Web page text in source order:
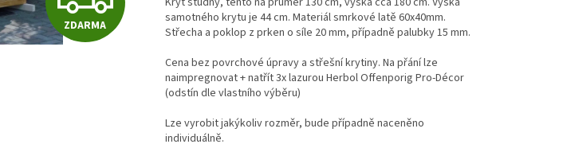
D
ZDARMA
samotného krytu je 44 cm. Materiál smrkové latě 60x40mm.
Střecha a poklop z prken o síle 20 mm, případně palubky 15 mm.
Cena bez povrchové úpravy a střešní krytiny. Na přání lze
naimpregnovat + natřít 3x lazurou Herbol Offenporig Pro-Décor
(odstín dle vlastního výběru)
Lze vyrobit jakýkoliv rozměr, bude případně naceněno
individuálně.